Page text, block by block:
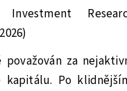
Investment
považován za
kapitálu. Po